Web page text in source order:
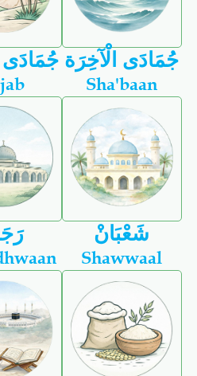
جُمَادَى جُمَادَى الْآخِرَة
Sha'baan
شَعْبَانْ
Shawwaal